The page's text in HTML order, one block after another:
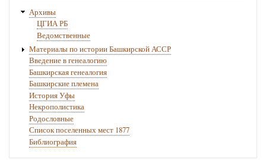
Архивы
ЦГИА РБ
Ведомственные
Материалы по истории Башкирской АССР
Введение в генеалогию
Башкирская генеалогия
Башкирские племена
История Уфы
Некрополистика
Родословные
Список поселенных мест 1877
Библиография